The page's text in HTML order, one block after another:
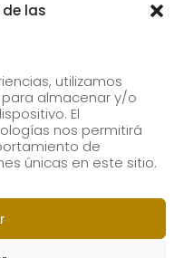
las
utilizamos
almacenar y/o
El
nos permitirá
de
únicas en este sitio.
receive our news by